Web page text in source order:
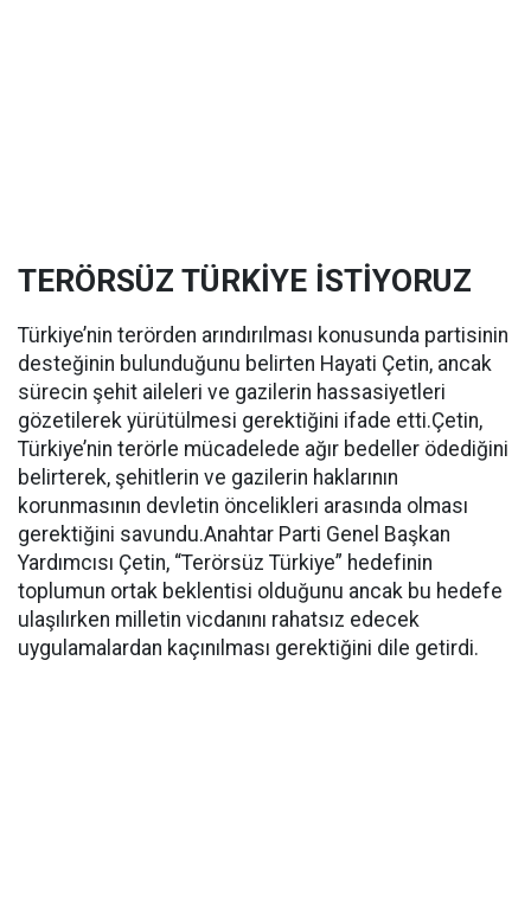
TERÖRSÜZ TÜRKİYE İSTİYORUZ
Türkiye’nin terörden arındırılması konusunda partisinin
desteğinin bulunduğunu belirten Hayati Çetin, ancak
sürecin şehit aileleri ve gazilerin hassasiyetleri
gözetilerek yürütülmesi gerektiğini ifade etti.Çetin,
Türkiye’nin terörle mücadelede ağır bedeller ödediğini
belirterek, şehitlerin ve gazilerin haklarının
korunmasının devletin öncelikleri arasında olması
gerektiğini savundu.Anahtar Parti Genel Başkan
Yardımcısı Çetin, “Terörsüz Türkiye” hedefinin
toplumun ortak beklentisi olduğunu ancak bu hedefe
ulaşılırken milletin vicdanını rahatsız edecek
uygulamalardan kaçınılması gerektiğini dile getirdi.